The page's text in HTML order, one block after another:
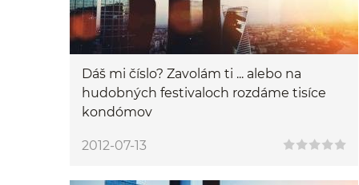
Dáš mi číslo? Zavolám ti ... alebo na
hudobných festivaloch rozdáme tisíce
kondómov
2012-07-13